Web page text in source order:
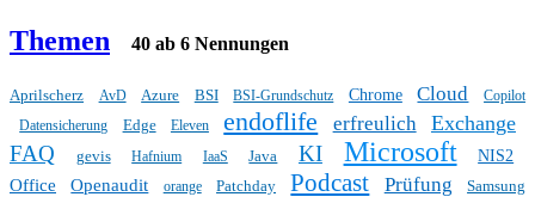
Themen 40 ab 6 Nennungen
Aprilscherz AvD Azure BSI BSI-Grundschutz Chrome Cloud
Copilot
Datensicherung
Edge Eleven endoflife erfreulich Exchange
FAQ gevis Hafnium IaaS Java KI Microsoft NIS2
Office Openaudit orange Patchday Podcast Prüfung
Samsung